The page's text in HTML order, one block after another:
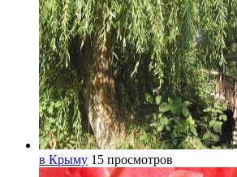
в Крыму 15 просмотров